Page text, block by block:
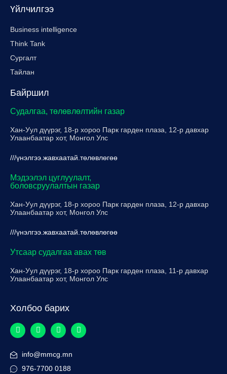
Үйлчилгээ
Business intelligence
Think Tank
Сургалт
Тайлан
Байршил
Судалгаа, төлөвлөлтийн газар
Хан-Уул дүүрэг, 18-р хороо Парк гарден плаза, 12-р давхар
Улаанбаатар хот, Монгол Улс
///үнэлгээ.жавхаатай.төлөвлөгөө
Мэдээлэл цуглуулалт,
боловсруулалтын газар
Хан-Уул дүүрэг, 18-р хороо Парк гарден плаза, 12-р давхар
Улаанбаатар хот, Монгол Улс
///үнэлгээ.жавхаатай.төлөвлөгөө
Утсаар судалгаа авах төв
Хан-Уул дүүрэг, 18-р хороо Парк гарден плаза, 11-р давхар
Улаанбаатар хот, Монгол Улс
Холбоо барих
info@mmcg.mn
976-7700 0188